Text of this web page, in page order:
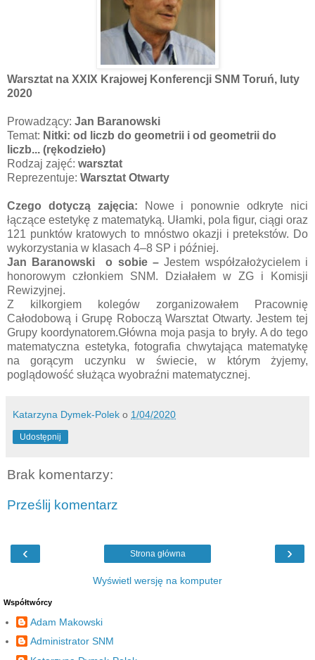
Warsztat na XXIX Krajowej Konferencji SNM Toruń, luty
2020
Prowadzący: Jan Baranowski
Temat: Nitki: od liczb do geometrii i od geometrii do
liczb... (rękodzieło)
Rodzaj zajęć: warsztat
Reprezentuje: Warsztat Otwarty
Czego dotyczą zajęcia:
Nowe i ponownie odkryte nici
łączące estetykę z matematyką. Ułamki, pola figur, ciągi oraz
121 punktów kratowych to mnóstwo okazji i pretekstów. Do
wykorzystania w klasach 4–8 SP i później.
Jan Baranowski o sobie –Jestem współzałożycielem i
honorowym członkiem SNM. Działałem w ZG i Komisji
Rewizyjnej.
Z kilkorgiem kolegów zorganizowałem Pracownię
Całodobową i Grupę Roboczą Warsztat Otwarty. Jestem tej
Grupy koordynatorem.Główna moja pasja to bryły. A do tego
matematyczna estetyka, fotografia chwytająca matematykę
na gorącym uczynku w świecie, w którym żyjemy,
poglądowość służąca wyobraźni matematycznej.
Katarzyna Dymek-Polek o 1/04/2020
Udostępnij
Brak komentarzy:
Prześlij komentarz
‹ ›
Strona główna
Wyświetl wersję na komputer
Współtwórcy
Adam Makowski
Administrator SNM